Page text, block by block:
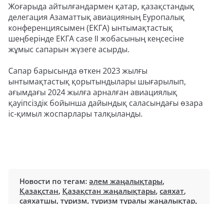
Жоғарыда айтылғандармен қатар, қазақстандық
делегация Азаматтық авиацияның Еуропалық
конференциясымен (ЕКГА) ынтымақтастық
шеңберінде ЕКГА case II жобасының кеңсесіне
жұмыс сапарын жүзеге асырды.
Сапар барысында өткен 2023 жылғы
ынтымақтастық қорытындылары шығарылып,
ағымдағы 2024 жылға арналған авиациялық
қауіпсіздік бойынша дайындық саласындағы өзара
іс-қимыл жоспарлары талқыланды.
Новости по тегам: әлем жаңалықтары,
Қазақстан, Қазақстан жаңалықтары, саяхат,
саяхатшы, туризм, туризм туралы жаңалықтар,